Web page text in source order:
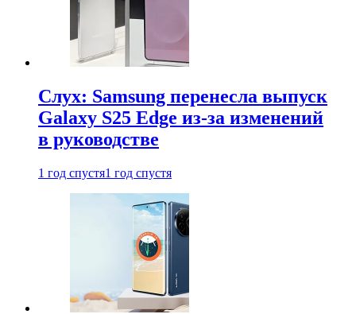
Слух: Samsung перенесла выпуск
Galaxy S25 Edge из-за изменений
в руководстве
1 год спустя1 год спустя